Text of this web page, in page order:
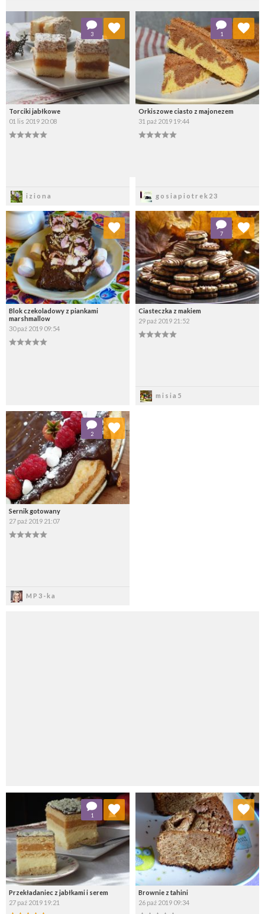
Torciki jabłkowe
01 lis 2019 20:08
iziona
3
Dodaj do ulubionych
Wybierz listę:
Orkiszowe ciasto z majonezem
31 paź 2019 19:44
gosiapiotrek23
1
Dodaj do ulubionych
Wybierz listę:
Blok czekoladowy z piankami
marshmallow
30 paź 2019 09:54
Dodaj do ulubionych
Wybierz listę:
Ciasteczka z makiem
29 paź 2019 21:52
misia5
7
Dodaj do ulubionych
Wybierz listę:
Sernik gotowany
27 paź 2019 21:07
MP3-ka
2
Dodaj do ulubionych
Wybierz listę:
Przekładaniec z jabłkami i serem
27 paź 2019 19:21
1
Dodaj do ulubionych
Wybierz listę:
Brownie z tahini
26 paź 2019 09:34
Dodaj do ulubionych
Wybierz listę: